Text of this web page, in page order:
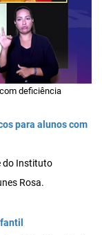
deficiência
para alunos com
do Instituto
Rosa.